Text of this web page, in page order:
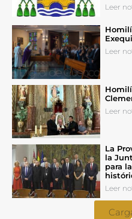
Leer
Leer
Leer
La
la
para
Leer